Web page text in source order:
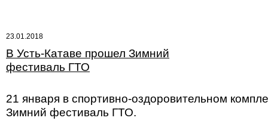
23.01.2018
В Усть-Катаве прошел Зимний
фестиваль ГТО
21 января в спортивно-оздоровительном
Зимний фестиваль ГТО.